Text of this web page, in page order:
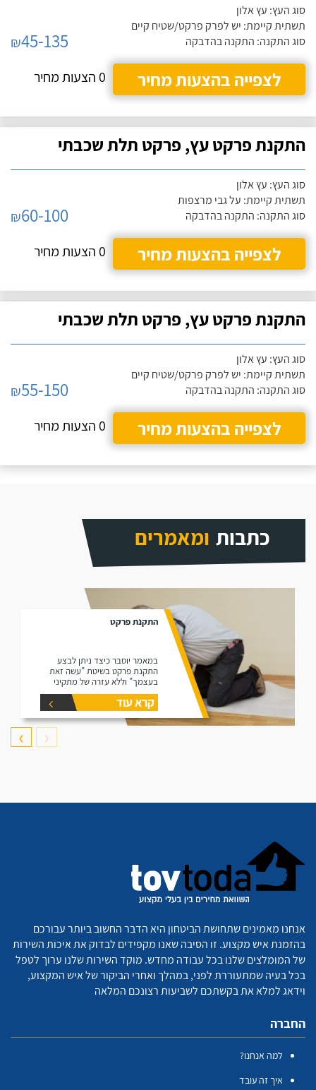
סוג העץ: עץ אלון
תשתית קיימת: יש לפרק פרקט/שטיח קיים
סוג התקנה: התקנה בהדבקה
₪45-135
לצפייה בהצעות מחיר
0 הצעות מחיר
התקנת פרקט עץ, פרקט תלת שכבתי
סוג העץ: עץ אלון
תשתית קיימת: על גבי מרצפות
סוג התקנה: התקנה בהדבקה
₪60-100
לצפייה בהצעות מחיר
0 הצעות מחיר
התקנת פרקט עץ, פרקט תלת שכבתי
סוג העץ: עץ אלון
תשתית קיימת: יש לפרק פרקט/שטיח קיים
סוג התקנה: התקנה בהדבקה
₪55-150
לצפייה בהצעות מחיר
0 הצעות מחיר
כתבות ומאמרים
התקנת פרקט
במאמר יוסבר כיצד ניתן לבצע
התקנת פרקט בשיטת "עשה זאת
בעצמך" וללא עזרה של מתקיני
פרקטים.
קרא עוד
❮
❯
אנחנו מאמינים שתחושת הביטחון היא הדבר החשוב ביותר עבורכם
בהזמנת איש מקצוע. זו הסיבה שאנו מקפידים לבדוק את איכות השירות
של המומלצים שלנו בכל עבודה מחדש. מוקד השירות שלנו ערוך לטפל
בכל בעיה שמתעוררת לפני, במהלך ואחרי הביקור של איש המקצוע,
וידאג למלא את בקשתכם לשביעות רצונכם המלאה
החברה
למה אנחנו?
איך זה עובד